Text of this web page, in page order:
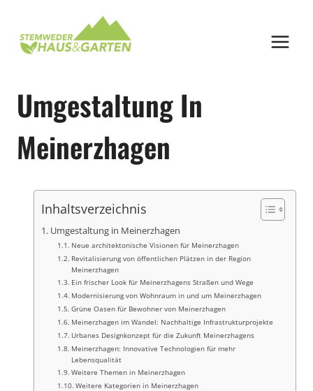
springen
Umgestaltung In
Meinerzhagen
Inhaltsverzeichnis
Umgestaltung in Meinerzhagen
Neue architektonische Visionen für Meinerzhagen
Revitalisierung von öffentlichen Plätzen in der Region
Meinerzhagen
Ein frischer Look für Meinerzhagens Straßen und Wege
Modernisierung von Wohnraum in und um Meinerzhagen
Grüne Oasen für Bewohner von Meinerzhagen
Meinerzhagen im Wandel: Nachhaltige Infrastrukturprojekte
Urbanes Designkonzept für die Zukunft Meinerzhagens
Meinerzhagen: Innovative Technologien für mehr
Lebensqualität
Weitere Themen in Meinerzhagen
Weitere Kategorien in Meinerzhagen